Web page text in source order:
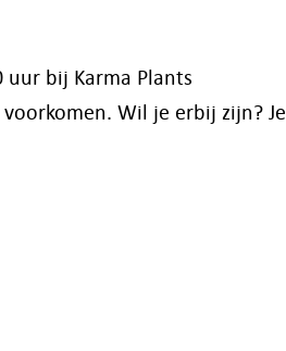
bij Karma Plants
Wil je erbij zijn? Je